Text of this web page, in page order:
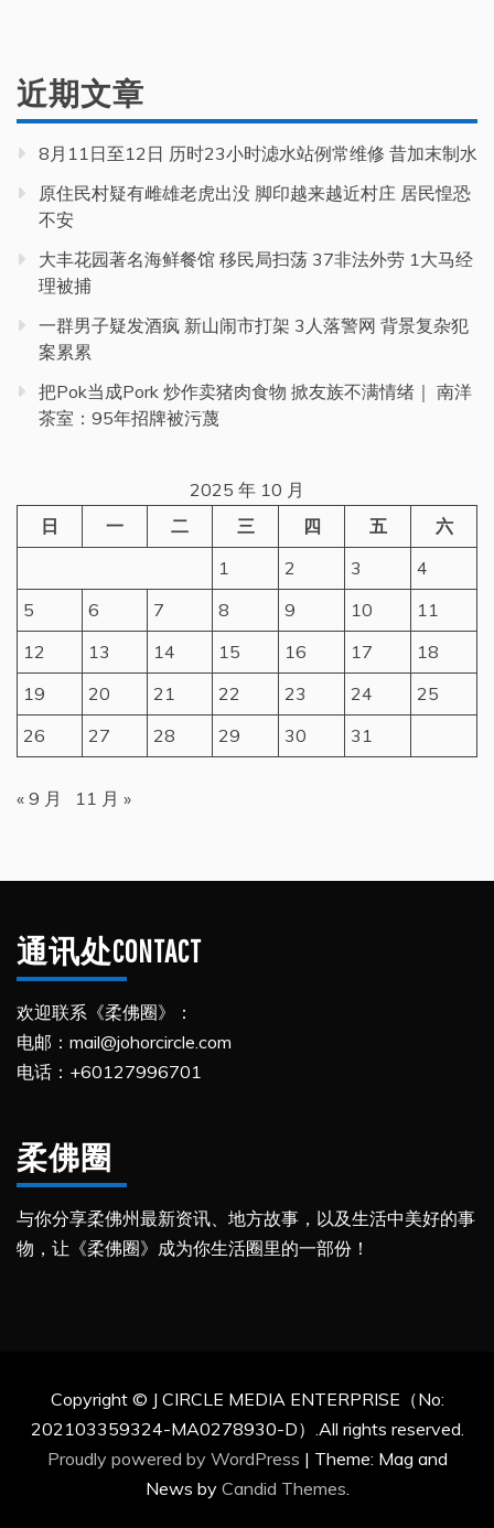
近期文章
8月11日至12日 历时23小时滤水站例常维修 昔加末制水
原住民村疑有雌雄老虎出没 脚印越来越近村庄 居民惶恐
不安
大丰花园著名海鲜餐馆 移民局扫荡 37非法外劳 1大马经
理被捕
一群男子疑发酒疯 新山闹市打架 3人落警网 背景复杂犯
案累累
把Pok当成Pork 炒作卖猪肉食物 掀友族不满情绪｜ 南洋
茶室：95年招牌被污蔑
2025 年 10 月
日
一 二 三 四 五
六
1
2 3
4
5
6 7 8 9 10
11
12
13 14 15 16 17
18
19
20 21 22 23 24
25
26
27 28 29 30 31
« 9 月 11 月 »
通讯处CONTACT
欢迎联系《柔佛圈》：
电邮：mail@johorcircle.com
电话：+60127996701
柔佛圈
与你分享柔佛州最新资讯、地方故事，以及生活中美好的事
物，让《柔佛圈》成为你生活圈里的一部份！
Copyright © J CIRCLE MEDIA ENTERPRISE（No:
202103359324-MA0278930-D）.All rights reserved.
Proudly powered by WordPress | Theme: Mag and
News by Candid Themes